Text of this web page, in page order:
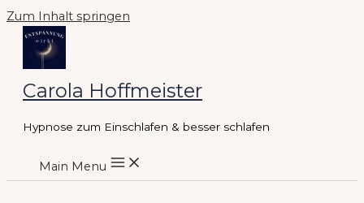
Zum Inhalt springen
Carola Hoffmeister
Hypnose zum Einschlafen & besser schlafen
Main Menu